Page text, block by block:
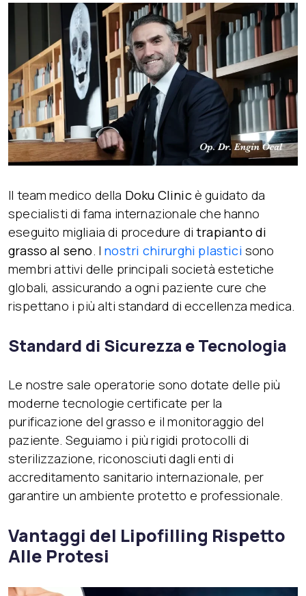
Il team medico della Doku Clinicè guidato da
specialisti di fama internazionale che hanno
eseguito migliaia di procedure ditrapianto di
grasso al seno. I nostri chirurghi plastici sono
membri attivi delle principali società estetiche
globali, assicurando a ogni paziente cure che
rispettano i più alti standard di eccellenza medica.
Standard di Sicurezza e Tecnologia
Le nostre sale operatorie sono dotate delle più
moderne tecnologie certificate per la
purificazione del grasso e il monitoraggio del
paziente. Seguiamo i più rigidi protocolli di
sterilizzazione, riconosciuti dagli enti di
accreditamento sanitario internazionale, per
garantire un ambiente protetto e professionale.
Vantaggi del Lipofilling Rispetto
Alle Protesi